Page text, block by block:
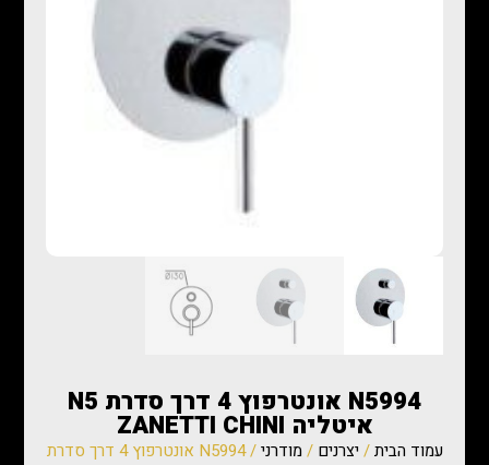
N5994 אונטרפוץ 4 דרך סדרת N5
איטליה ZANETTI CHINI
עמוד הבית/ יצרנים / מודרני
/ N5994 אונטרפוץ 4 דרך סדרת